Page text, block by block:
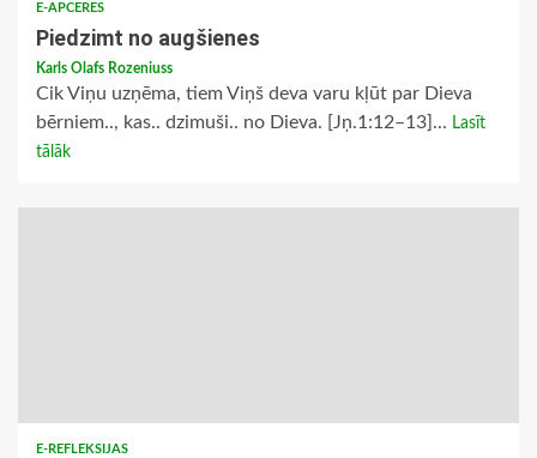
E-APCERES
Piedzimt no augšienes
Karls Olafs Rozeniuss
Cik Viņu uzņēma, tiem Viņš deva varu kļūt par Dieva
bērniem.., kas.. dzimuši.. no Dieva. [Jņ.1:12–13]... Lasīt
tālāk
E-REFLEKSIJAS